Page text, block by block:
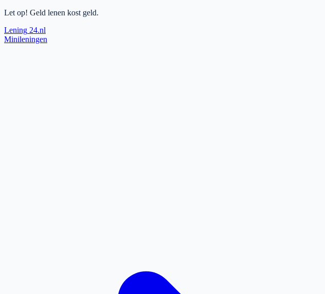
Let op! Geld lenen kost geld.
Lening 24.nl
Minileningen